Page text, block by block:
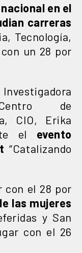
en el
carreras
Tecnología,
un 28 por
de
CIO, Erika
el evento
“Catalizando
con el 28 por
las mujeres
y San
con el 26